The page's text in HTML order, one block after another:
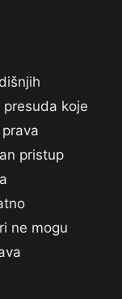
koje
pristup
ne mogu